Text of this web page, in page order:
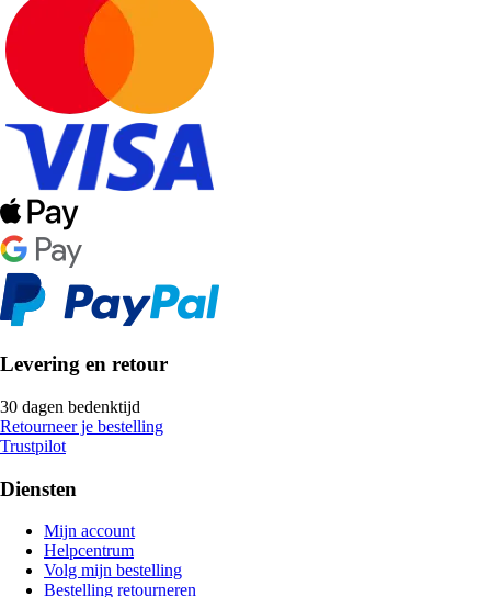
Levering en retour
30 dagen bedenktijd
Retourneer je bestelling
Trustpilot
Diensten
Mijn account
Helpcentrum
Volg mijn bestelling
Bestelling retourneren